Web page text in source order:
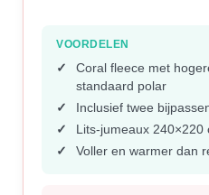
VOORDELEN
Coral fleece met
standaard polar
Inclusief twee
Lits-jumeaux 240×220
Voller en warmer dan